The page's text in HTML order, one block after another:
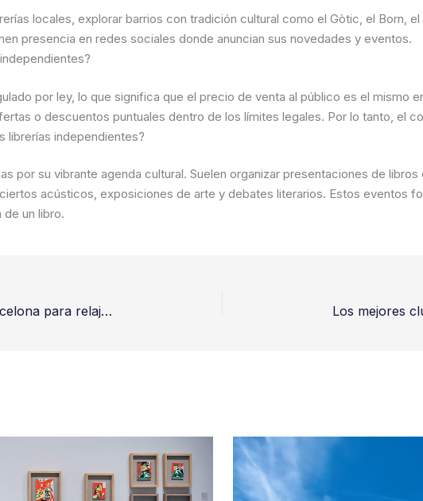
locales, explorar barrios con tradición cultural como el Gòtic, el Born,
presencia en redes sociales donde anuncian sus novedades y eventos.
por ley, lo que significa que el precio de venta al público es el mismo
o descuentos puntuales dentro de los límites legales. Por lo tanto, el
librerías independientes?
por su vibrante agenda cultural. Suelen organizar presentaciones de
acústicos, exposiciones de arte y debates literarios. Estos eventos
un libro.
Balnearios y aguas termales cerca de Barcelona para relajarse